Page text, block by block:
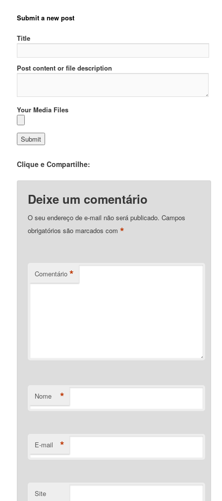
Submit a new post
Title
Post content or file description
Your Media Files
Clique e Compartilhe:
Deixe um comentário
O seu endereço de e-mail não será publicado. Campos
obrigatórios são marcados com*
Comentário *
Nome *
E-mail *
Site